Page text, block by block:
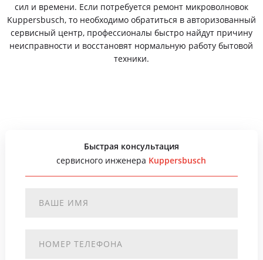
сил и времени. Если потребуется ремонт микроволновок
Kuppersbusch, то необходимо обратиться в авторизованный
сервисный центр, профессионалы быстро найдут причину
неисправности и восстановят нормальную работу бытовой
техники.
Быстрая консультация
сервисного инженера Kuppersbusch